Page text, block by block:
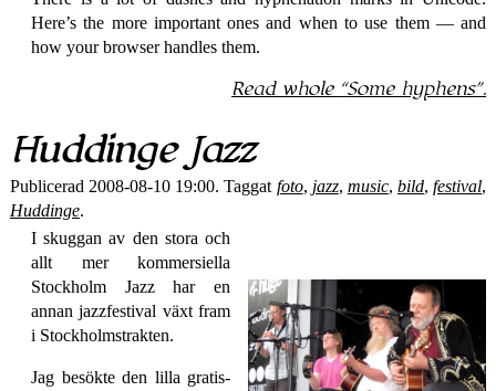
Here’s the more important ones and when to use them — and
how your browser handles them.
Read whole Some hyphens .
Huddinge Jazz
Publicerad 2008-08-10 19:00. Taggat foto, jazz, music, bild,festival,
Huddinge.
I skuggan av den stora och
allt mer kommersiella
Stockholm Jazz har en
annan jazzfestival växt fram
i Stockholms­trakten.
Jag besökte den lilla gratis­